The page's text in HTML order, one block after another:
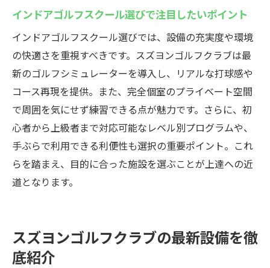
験
雨の日でも楽しめる高崎市のインドアゴルフ場
インドアゴルフスクールなら天候を気にせ
ず練習
高崎の屋内施設で快適レッスン体験を実現
雨の日のリフレッシュに最適なゴルフ空間
インドアゴルフがもたらす継続的なスキル
アップ
仕事帰りにも通いやすい立地と利便性の魅
手ぶらでOK！スズヨンゴルフクラブの便利さ
インドアゴルフスクール選びで注目したいポイント
インドアゴルフスクール選びでは、設備の充実度や環境
の快適さを重視すべきです。スズヨンゴルフクラブは最
新のゴルフシミュレーターを導入し、リアルな打球感や
コース再現を提供。また、完全個室のプライベート空間
で周囲を気にせず練習できる点が魅力です。さらに、初
心者から上級者まで対応可能なレベル別プログラムや、
手ぶらで利用できる利便性も選択の重要ポイント。これ
らを踏まえ、目的に合った施設を選ぶことが上達への近
道となります。
スズヨンゴルフクラブの最新設備を徹
底紹介